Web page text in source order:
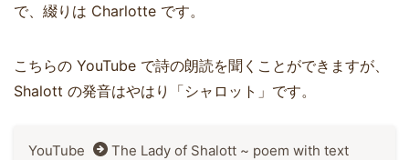
で、綴りは Charlotte です。
こちらの YouTube で詩の朗読を聞くことができますが、
Shalott の発音はやはり「シャロット」です。
YouTube The Lady of Shalott ~ poem with text